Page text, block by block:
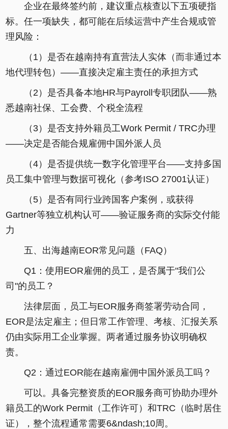
企业在最终签约前，建议重点核查以下五项硬指
标。任一项缺失，都可能在后续运营中产生合规或管
理风险：
（1）是否在越南持有直营法人实体（而非通过本
地代理转包）——直接决定雇主责任的承担方式
（2）是否具备本地HR与Payroll专职团队——熟
悉越南社保、工会费、个税全流程
（3）是否支持外籍员工Work Permit / TRC办理
——决定是否能合规雇佣中国外派人员
（4）是否提供统一数字化管理平台——支持多国
员工集中管理与数据可视化（参考ISO 27001认证）
（5）是否有同行业跨国客户案例，或获得
Gartner等独立机构认可——验证服务商的实际交付能
力
五、出海越南EOR常见问题（FAQ）
Q1：使用EOR雇佣的员工，是否属于"我们公
司"的员工？
法律层面，员工与EOR服务商签署劳动合同，
EOR是法定雇主；但日常工作管理、考核、汇报关系
仍由实际用工企业掌握。两者通过服务协议明确权
责。
Q2：通过EOR能在越南雇佣中国外派员工吗？
可以。具备完整资质的EOR服务商可协助办理外
籍员工的Work Permit（工作许可）和TRC（临时居住
证），整个流程通常需要6&ndash;10周。